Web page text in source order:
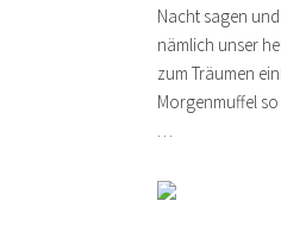
Nacht sagen
nämlich unser
zum Träumen
Morgenmuffel
…